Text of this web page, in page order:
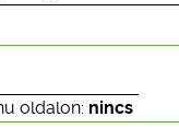
oldalon: nincs